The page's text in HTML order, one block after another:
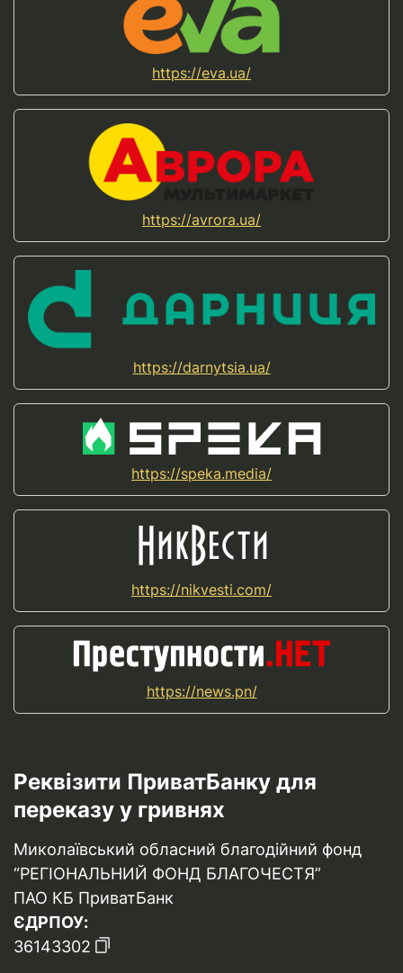
https://eva.ua/
https://avrora.ua/
https://darnytsia.ua/
https://speka.media/
https://nikvesti.com/
https://news.pn/
Реквізити ПриватБанку для
переказу у гривнях
Миколаївський обласний благодійний фонд
“РЕГІОНАЛЬНИЙ ФОНД БЛАГОЧЕСТЯ”
ПАО КБ ПриватБанк
ЄДРПОУ:
36143302